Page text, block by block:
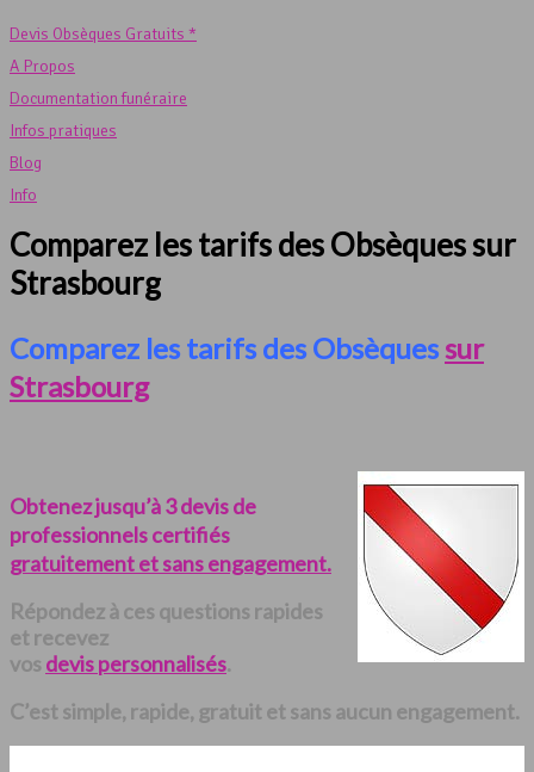
Devis Obsèques Gratuits *
A Propos
Documentation funéraire
Infos pratiques
Blog
Info
Comparez les tarifs des Obsèques sur
Strasbourg
Comparez les tarifs des Obsèques sur
Strasbourg
Obtenez jusqu’à 3 devis de
professionnels certifiés
gratuitement et sans engagement.
Répondez à ces questions rapides
et recevez
vos devis personnalisés.
C’est simple, rapide, gratuit et sans aucun engagement.